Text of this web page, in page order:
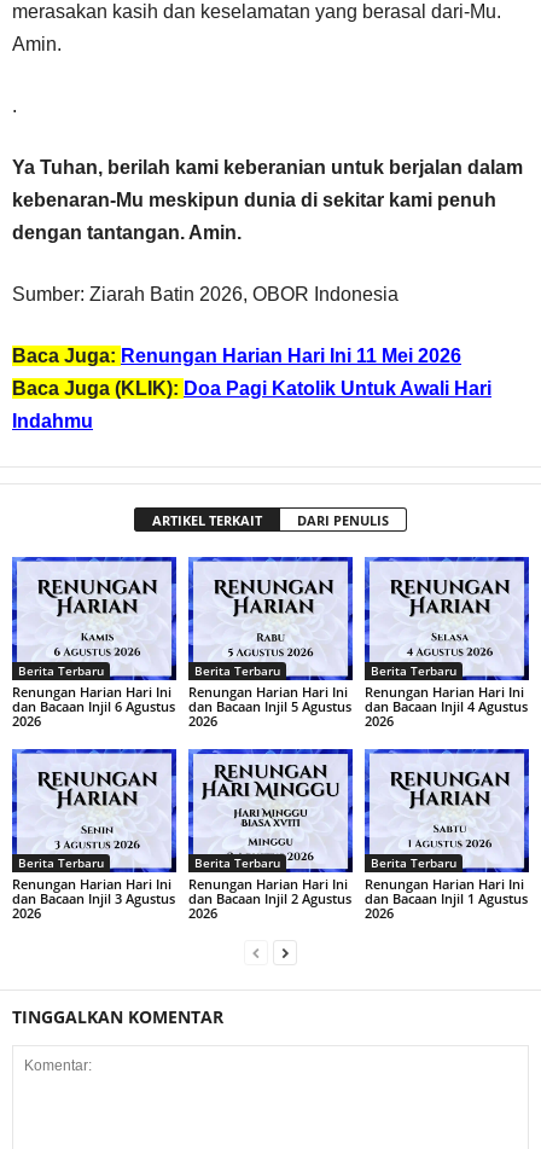
merasakan kasih dan keselamatan yang berasal dari-Mu.
Amin.
.
Ya Tuhan, berilah kami keberanian untuk berjalan dalam
kebenaran-Mu meskipun dunia di sekitar kami penuh
dengan tantangan. Amin.
Sumber: Ziarah Batin 2026, OBOR Indonesia
Baca Juga: Renungan Harian Hari Ini 11 Mei 2026
Baca Juga (KLIK): Doa Pagi Katolik Untuk Awali Hari
Indahmu
ARTIKEL TERKAIT DARI PENULIS
Berita Terbaru
Renungan Harian Hari Ini
dan Bacaan Injil 6 Agustus
2026
Berita Terbaru
Renungan Harian Hari Ini
dan Bacaan Injil 5 Agustus
2026
Berita Terbaru
Renungan Harian Hari Ini
dan Bacaan Injil 4 Agustus
2026
Berita Terbaru
Renungan Harian Hari Ini
dan Bacaan Injil 3 Agustus
2026
Berita Terbaru
Renungan Harian Hari Ini
dan Bacaan Injil 2 Agustus
2026
Berita Terbaru
Renungan Harian Hari Ini
dan Bacaan Injil 1 Agustus
2026
TINGGALKAN KOMENTAR